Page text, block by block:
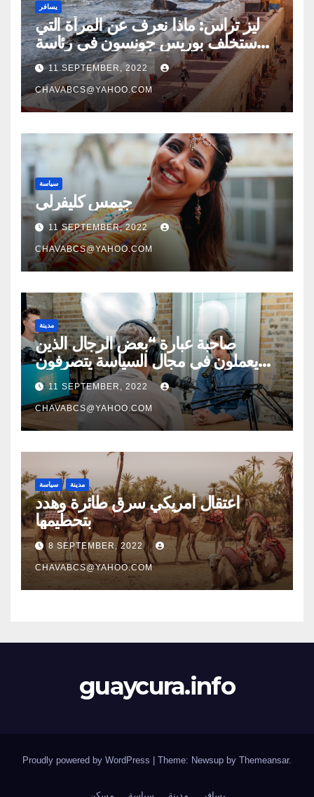
يسافر
ليز تراس: ماذا نعرف عن المرأة التي
ستخلف بوريس جونسون في رئاسة
وزراء بريطانيا؟
11 SEPTEMBER, 2022
CHAVABCS@YAHOO.COM
سياسة
جيمس كليفرلي
11 SEPTEMBER, 2022
CHAVABCS@YAHOO.COM
مدينة
صاحبة عبارة “بعض الرجال الذين
يعملون في مجال السياسة يتصرفون
كالحيوانات” التي
11 SEPTEMBER, 2022
CHAVABCS@YAHOO.COM
سياسة مدينة
اعتقال أمريكي سرق طائرة وهدد
بتحطيمها
8 SEPTEMBER, 2022
CHAVABCS@YAHOO.COM
guaycura.info
Proudly powered by WordPress Theme: Newsup by Themeansar.